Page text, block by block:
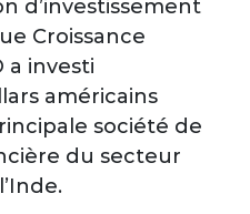
d’investissement
Croissance
a investi
américains
société de
du secteur